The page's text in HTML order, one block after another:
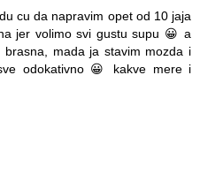
cu da napravim opet od 10 jaja
jer volimo svi gustu supu 😀 a
mada ja stavim mozda i
odokativno 😀 kakve mere i